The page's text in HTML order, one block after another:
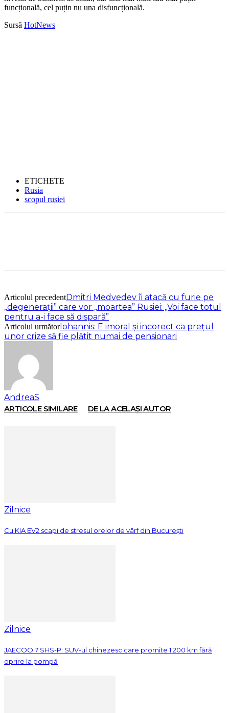
funcțională, cel puțin nu una disfuncțională.
Sursă HotNews
ETICHETE
Rusia
scopul rusiei
Articolul precedentDmitri Medvedev îi atacă cu furie pe
„degenerații” care vor „moartea” Rusiei: „Voi face totul
pentru a-i face să dispară”
Articolul următorIohannis: E imoral şi incorect ca preţul
unor crize să fie plătit numai de pensionari
AndreaS
ARTICOLE SIMILARE
DE LA ACELAȘI AUTOR
Zilnice
Cu KIA EV2 scapi de stresul orelor de vârf din București
Zilnice
JAECOO 7 SHS-P: SUV-ul chinezesc care promite 1.200 km fără
oprire la pompă